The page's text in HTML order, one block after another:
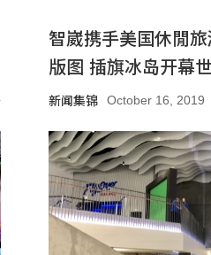
智崴携手美国休閒
版图 插旗冰岛开
新闻集锦 October 16, 2019